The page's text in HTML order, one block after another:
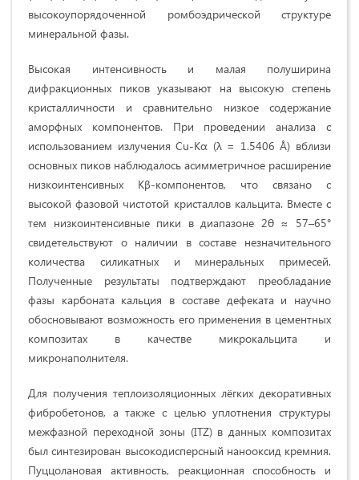
высокоупорядоченной ромбоэдрической структуре
минеральной фазы.
Высокая интенсивность и малая полуширина
дифракционных пиков указывают на высокую степень
кристалличности и сравнительно низкое содержание
аморфных компонентов. При проведении анализа с
использованием излучения Cu-Kα (λ = 1.5406 Å) вблизи
основных пиков наблюдалось асимметричное расширение
низкоинтенсивных Kβ-компонентов, что связано с
высокой фазовой чистотой кристаллов кальцита. Вместе с
тем низкоинтенсивные пики в диапазоне 2θ ≈ 57–65°
свидетельствуют о наличии в составе незначительного
количества силикатных и минеральных примесей.
Полученные результаты подтверждают преобладание
фазы карбоната кальция в составе дефеката и научно
обосновывают возможность его применения в цементных
композитах в качестве микрокальцита и
микронаполнителя.
Для получения теплоизоляционных лёгких декоративных
фибробетонов, а также с целью уплотнения структуры
межфазной переходной зоны (ITZ) в данных композитах
был синтезирован высокодисперсный нанооксид кремния.
Пуццолановая активность, реакционная способность и